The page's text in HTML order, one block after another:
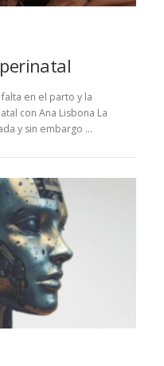
en el parto y la
con Ana Lisbona La
y sin embargo …